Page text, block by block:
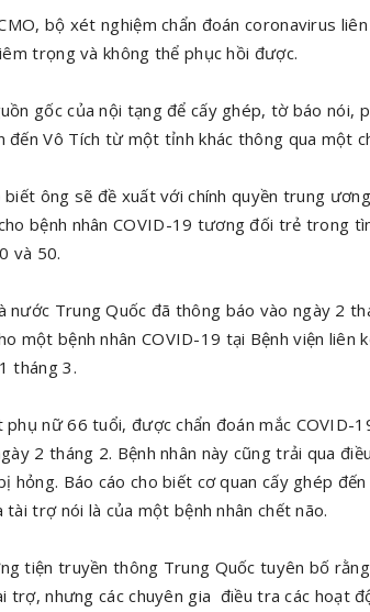
bộ xét nghiệm chẩn đoán coronavirus
trọng và không thể phục hồi được.
gốc của nội tạng để cấy ghép, tờ báo
đến Vô Tích từ một tỉnh khác thông qua một
biết ông sẽ đề xuất với chính quyền trung
bệnh nhân COVID-19 tương đối trẻ trong
và 50.
nước Trung Quốc đã thông báo vào ngày 2
một bệnh nhân COVID-19 tại Bệnh viện liên
tháng 3.
phụ nữ 66 tuổi, được chẩn đoán mắc
2 tháng 2. Bệnh nhân này cũng trải qua
hỏng. Báo cáo cho biết cơ quan cấy ghép
tài trợ nói là của một bệnh nhân chết não.
tiện truyền thông Trung Quốc tuyên bố
trợ, nhưng các chuyên gia điều tra các hoạt